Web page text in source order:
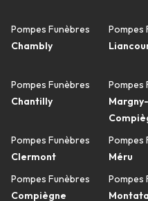
Pompes Funèbres
Chambly
Pompes Funèbres
Chantilly
Pompes Funèbres
Clermont
Pompes Funèbres
Compiègne
Pompes
Pompes
Pompes
Méru
Pompes